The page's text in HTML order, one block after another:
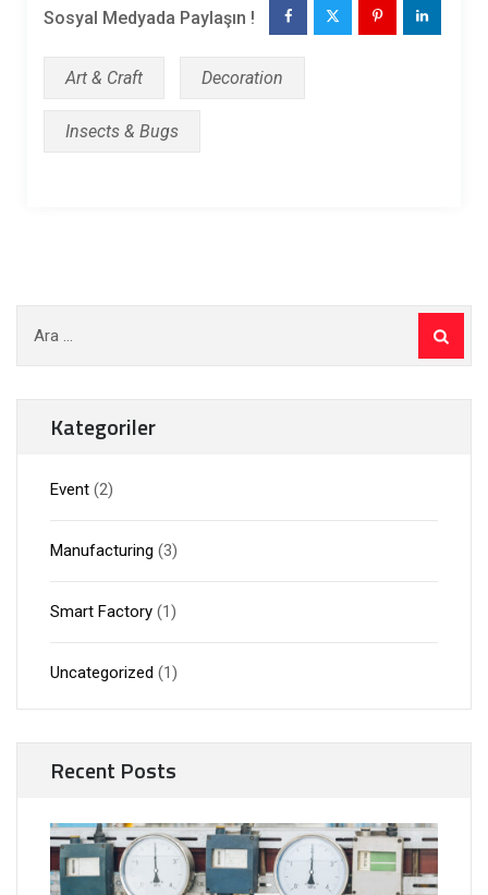
Sosyal Medyada Paylaşın !
Art & Craft Decoration
Insects & Bugs
Kategoriler
Event (2)
Manufacturing (3)
Smart Factory (1)
Uncategorized (1)
Recent Posts